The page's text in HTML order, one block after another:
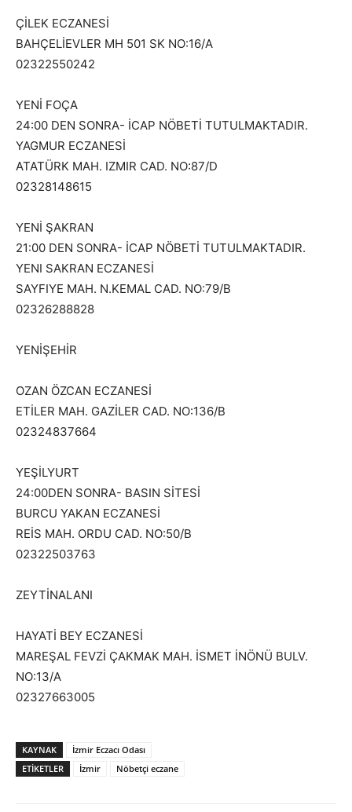
ÇİLEK ECZANESİ
BAHÇELİEVLER MH 501 SK NO:16/A
02322550242
YENİ FOÇA
24:00 DEN SONRA- İCAP NÖBETİ TUTULMAKTADIR.
YAGMUR ECZANESİ
ATATÜRK MAH. IZMIR CAD. NO:87/D
02328148615
YENİ ŞAKRAN
21:00 DEN SONRA- İCAP NÖBETİ TUTULMAKTADIR.
YENI SAKRAN ECZANESİ
SAYFIYE MAH. N.KEMAL CAD. NO:79/B
02326288828
YENİŞEHİR
OZAN ÖZCAN ECZANESİ
ETİLER MAH. GAZİLER CAD. NO:136/B
02324837664
YEŞİLYURT
24:00DEN SONRA- BASIN SİTESİ
BURCU YAKAN ECZANESİ
REİS MAH. ORDU CAD. NO:50/B
02322503763
ZEYTİNALANI
HAYATİ BEY ECZANESİ
MAREŞAL FEVZİ ÇAKMAK MAH. İSMET İNÖNÜ BULV.
NO:13/A
02327663005
KAYNAK
İzmir Eczacı Odası
ETİKETLER
İzmir Nöbetçi eczane